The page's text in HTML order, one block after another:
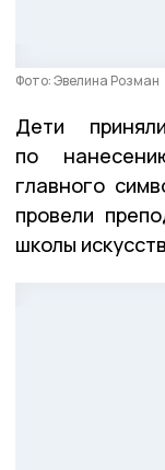
Фото: Эвелина Розман
Дети
по
главного
провели
школы